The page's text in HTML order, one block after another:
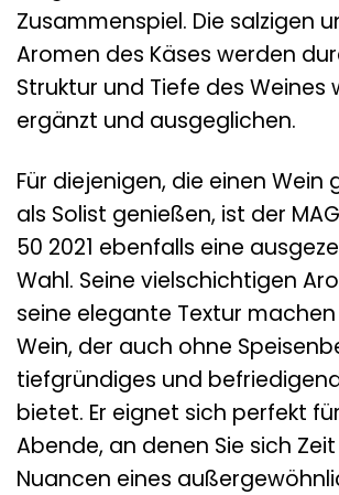
Zusammenspiel. Die salzigen
Aromen des Käses werden
Struktur und Tiefe des Weines
ergänzt und ausgeglichen.
Für diejenigen, die einen Wein
als Solist genießen, ist der
50 2021 ebenfalls eine
Wahl. Seine vielschichtigen
seine elegante Textur
Wein, der auch ohne
tiefgründiges und
bietet. Er eignet sich perfekt
Abende, an denen Sie sich
Nuancen eines